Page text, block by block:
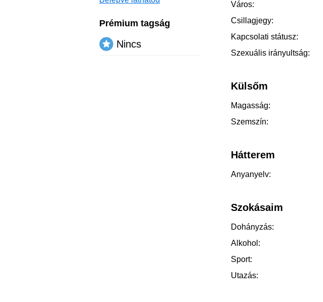
Város:
Csillagjegy:
Kapcsolati státusz:
Szexuális irányultság:
Külsőm
Magasság:
Szemszín:
Hátterem
Anyanyelv:
Szokásaim
Dohányzás:
Alkohol:
Sport:
Utazás:
Prémium tagság
Nincs